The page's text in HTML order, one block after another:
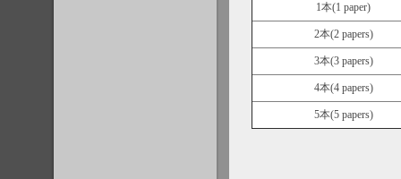
1本(1 paper)
2本(2 papers)
3本(3 papers)
4本(4 papers)
5本(5 papers)